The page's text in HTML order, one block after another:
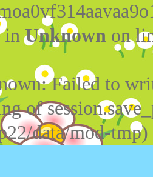
inUnknown on
Failed to
of
data/mod-